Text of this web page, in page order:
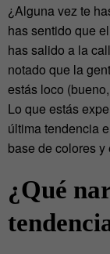
¿Alguna vez te
has sentido que
has salido a la
notado que la
estás loco
Lo que estás
última tendencia
base de colores y
¿Qué